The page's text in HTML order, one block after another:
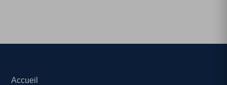
Accueil